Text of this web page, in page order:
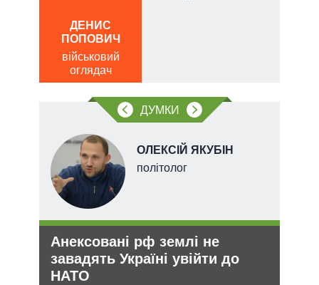
ДЕНИС
ПОПОВИЧ
військовий
оглядач
ДУМКИ
ОЛЕКСІЙ ЯКУБІН
політолог
Анексовані рф землі не
завадять Україні увійти до
НАТО